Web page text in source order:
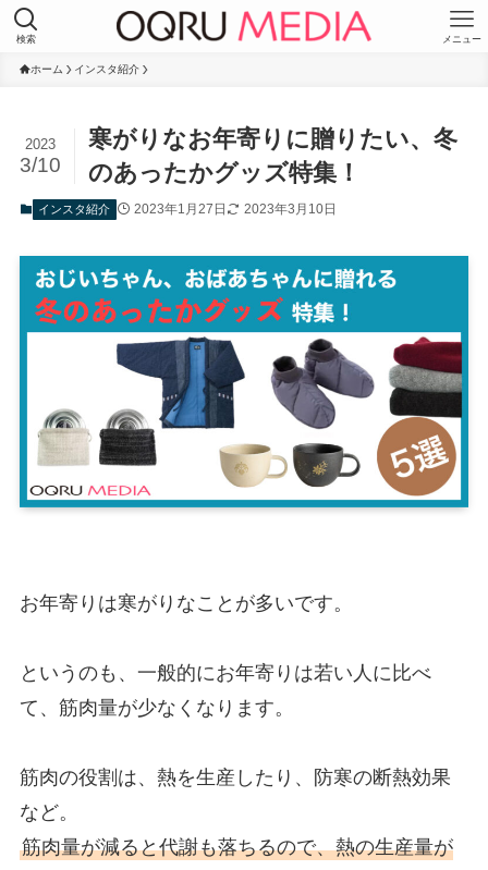
検索 メニュー
ホーム インスタ紹介
寒がりなお年寄りに贈りたい、冬
のあったかグッズ特集！
2023
3/10
インスタ紹介 2023年1月27日 2023年3月10日
お年寄りは寒がりなことが多いです。
というのも、一般的にお年寄りは若い人に比べ
て、筋肉量が少なくなります。
筋肉の役割は、熱を生産したり、防寒の断熱効果
など。
筋肉量が減ると代謝も落ちるので、熱の生産量が